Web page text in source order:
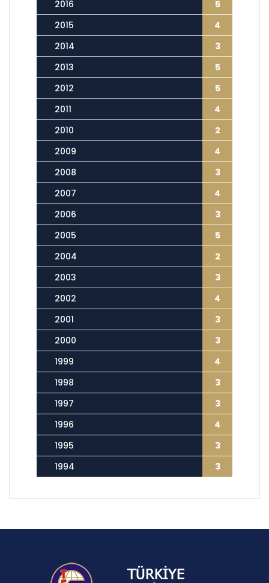
2016
5
2015
4
2014
3
2013
5
2012
5
2011
4
2010
2
2009
4
2008
3
2007
4
2006
3
2005
5
2004
2
2003
3
2002
4
2001
3
2000
3
1999
4
1998
3
1997
3
1996
4
1995
3
1994
3